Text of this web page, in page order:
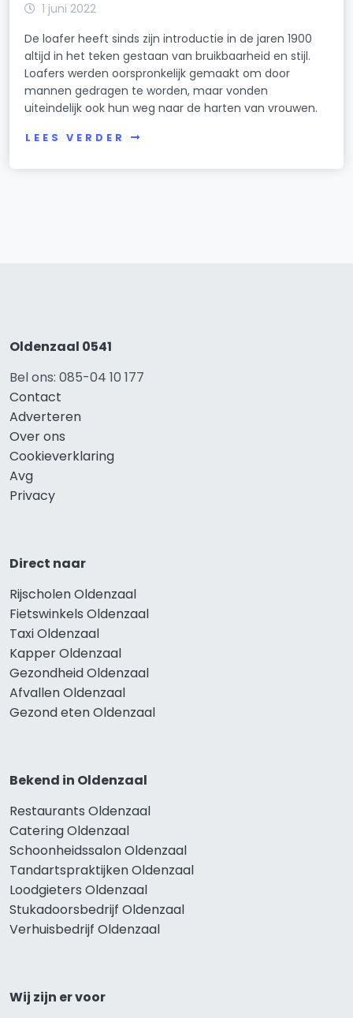
1 juni 2022
De loafer heeft sinds zijn introductie in de jaren 1900
altijd in het teken gestaan van bruikbaarheid en stijl.
Loafers werden oorspronkelijk gemaakt om door
mannen gedragen te worden, maar vonden
uiteindelijk ook hun weg naar de harten van vrouwen.
LEES VERDER
Oldenzaal 0541
Bel ons: 085-04 10 177
Contact
Adverteren
Over ons
Cookieverklaring
Avg
Privacy
Direct naar
Rijscholen Oldenzaal
Fietswinkels Oldenzaal
Taxi Oldenzaal
Kapper Oldenzaal
Gezondheid Oldenzaal
Afvallen Oldenzaal
Gezond eten Oldenzaal
Bekend in Oldenzaal
Restaurants Oldenzaal
Catering Oldenzaal
Schoonheidssalon Oldenzaal
Tandartspraktijken Oldenzaal
Loodgieters Oldenzaal
Stukadoorsbedrijf Oldenzaal
Verhuisbedrijf Oldenzaal
Wij zijn er voor